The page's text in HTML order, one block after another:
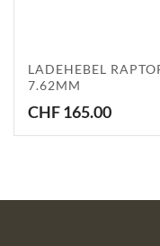
LADEHEBEL
7.62MM
CHF165.00